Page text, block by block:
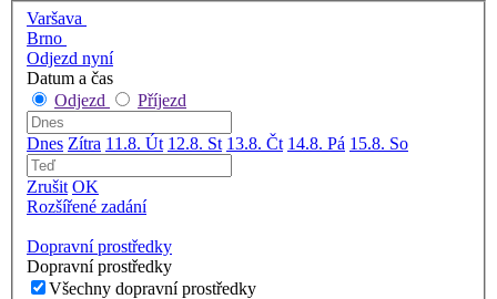
Varšava
Brno
Odjezd nyní
Datum a čas
Odjezd
Příjezd
Dnes Zítra 11.8. Út 12.8. St 13.8. Čt 14.8. Pá 15.8. So
Zrušit OK
Rozšířené zadání
Dopravní prostředky
Dopravní prostředky
Všechny dopravní prostředky